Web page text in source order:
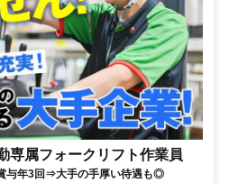
専属フォークリフト作業員
与年3回⇒大手の手厚い待遇も◎